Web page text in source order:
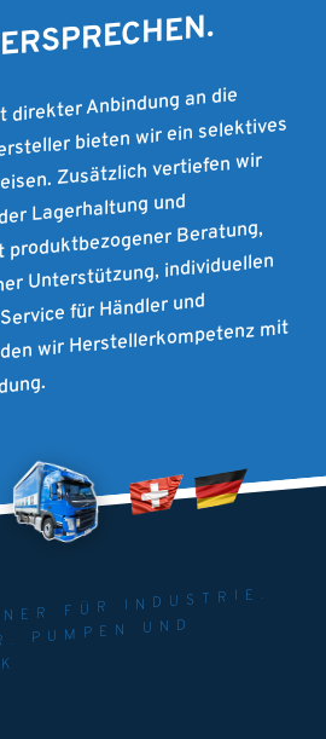
Anbindung an die
bieten wir ein selektives
Zusätzlich vertiefen wir
Lagerhaltung undBeratung,
Unterstützung, individuellen
für Händler und
wir Herstellerkompetenz mit
FÜR INDUSTRIE.
PUMPEN UND